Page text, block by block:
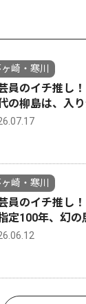
崎・寒川
員のイチ推し
の柳島は、入
崎・寒川
員のイチ推し
定100年、幻の